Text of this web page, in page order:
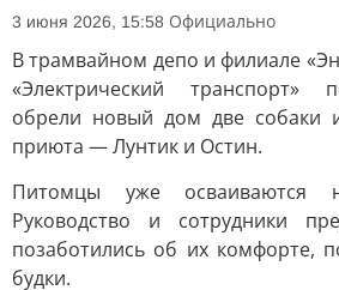
3 июня 2026, 15:58 Официально
В трамвайном депо и филиале
«Электрический транспорт»
обрели новый дом две собаки
приюта — Лунтик и Остин.
Питомцы уже осваиваются
Руководство и сотрудники
позаботились об их комфорте,
будки.